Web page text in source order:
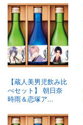
【蔵人美男児飲み比
べセット】 朝日奈
時雨＆恋塚ア...